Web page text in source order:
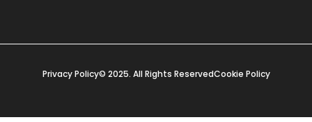
Privacy Policy© 2025. All Rights ReservedCookie Policy